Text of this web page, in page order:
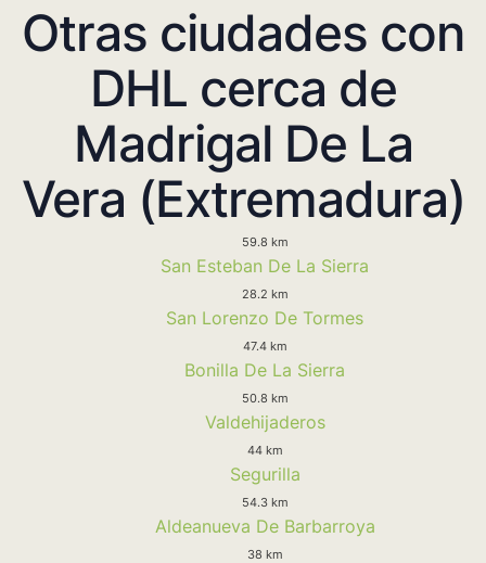
Otras ciudades con
DHL cerca de
Madrigal De La
Vera (Extremadura)
59.8 km
San Esteban De La Sierra
28.2 km
San Lorenzo De Tormes
47.4 km
Bonilla De La Sierra
50.8 km
Valdehijaderos
44 km
Segurilla
54.3 km
Aldeanueva De Barbarroya
38 km